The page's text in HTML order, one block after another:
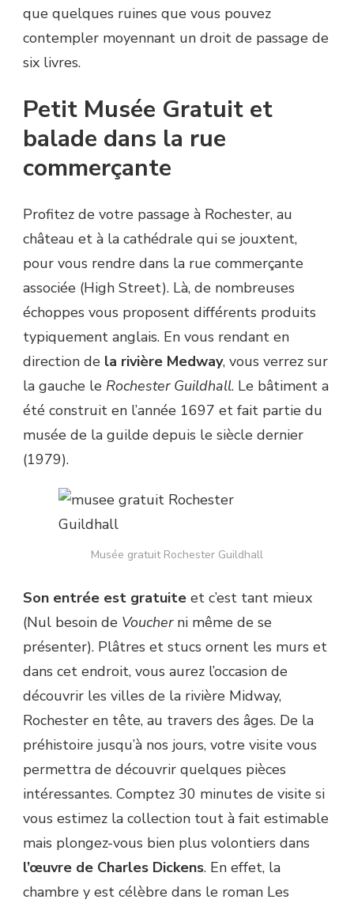
que quelques ruines que vous pouvez
contempler moyennant un droit de passage de
six livres.
Petit Musée Gratuit et
balade dans la rue
commerçante
Profitez de votre passage à Rochester, au
château et à la cathédrale qui se jouxtent,
pour vous rendre dans la rue commerçante
associée (High Street). Là, de nombreuses
échoppes vous proposent différents produits
typiquement anglais. En vous rendant en
direction de la rivière Medway, vous verrez sur
la gauche le Rochester Guildhall. Le bâtiment a
été construit en l’année 1697 et fait partie du
musée de la guilde depuis le siècle dernier
(1979).
Musée gratuit Rochester Guildhall
Son entrée est gratuite et c’est tant mieux
(Nul besoin de Voucherni même de se
présenter). Plâtres et stucs ornent les murs et
dans cet endroit, vous aurez l’occasion de
découvrir les villes de la rivière Midway,
Rochester en tête, au travers des âges. De la
préhistoire jusqu’à nos jours, votre visite vous
permettra de découvrir quelques pièces
intéressantes. Comptez 30 minutes de visite si
vous estimez la collection tout à fait estimable
mais plongez-vous bien plus volontiers dans
l’œuvre de Charles Dickens. En effet, la
chambre y est célèbre dans le roman Les